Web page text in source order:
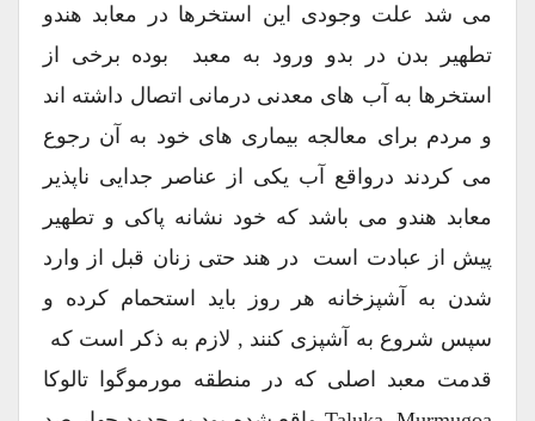
می شد علت وجودی این استخرها در معابد هندو
تطهیر بدن در بدو ورود به معبد بوده برخی از
استخرها به آب های معدنی درمانی اتصال داشته اند
و مردم برای معالجه بیماری های خود به آن رجوع
می کردند درواقع آب یکی از عناصر جدایی ناپذیر
معابد هندو می باشد که خود نشانه پاکی و تطهیر
پیش از عبادت است در هند حتی زنان قبل از وارد
شدن به آشپزخانه هر روز باید استحمام کرده و
سپس شروع به آشپزی کنند , لازم به ذکر است که
قدمت معبد اصلی که در منطقه مورموگوا تالوکا